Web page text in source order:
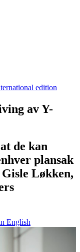
edition
av Y-
de kan
plansak
Løkken,
English